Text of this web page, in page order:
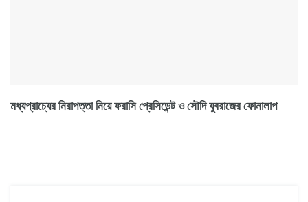
মধ্যপ্রাচ্যের নিরাপত্তা নিয়ে ফরাসি প্রেসিডেন্ট ও সৌদি যুবরাজের ফোনালাপ